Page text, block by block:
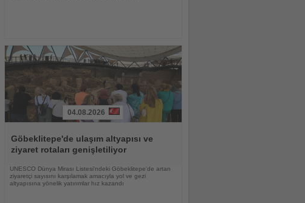
Oku
04.08.2026
Göbeklitepe'de ulaşım altyapısı ve
ziyaret rotaları genişletiliyor
UNESCO Dünya Mirası Listesi'ndeki Göbeklitepe'de artan
ziyaretçi sayısını karşılamak amacıyla yol ve gezi
altyapısına yönelik yatırımlar hız kazandı